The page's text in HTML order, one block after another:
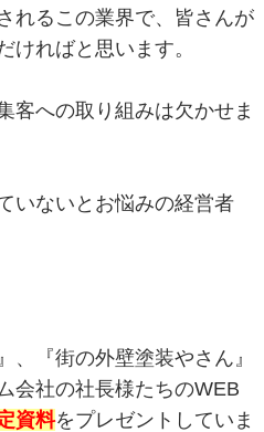
れるこの業界で、皆さんが
ければと思います。
客への取り組みは欠かせま
いないとお悩みの経営者
、『街の外壁塗装やさん』
会社の社長様たちのWEB
資料をプレゼントしていま